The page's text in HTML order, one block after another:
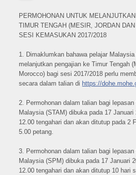
PERMOHONAN UNTUK
TIMUR TENGAH (MESIR, JORDAN DAN
SESI KEMASUKAN 2017/2018
1. Dimaklumkan bahawa pelajar
melanjutkan pengajian ke Timur Tengah
Morocco) bagi sesi 2017/2018 perlu
secara dalam talian di https://
2. Permohonan dalam talian bagi
Malaysia (STAM) dibuka pada 17 Januari
12.00 tengahari dan akan ditutup pada 2
5.00 petang.
3. Permohonan dalam talian bagi
Malaysia (SPM) dibuka pada 17 Januari
12.00 tengahari dan akan ditutup 10 hari